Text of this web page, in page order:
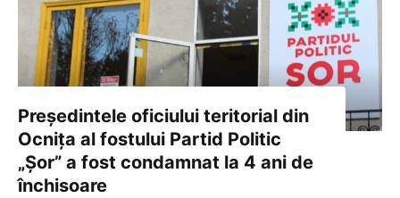
Președintele oficiului teritorial din
Ocnița al fostului Partid Politic
„Șor” a fost condamnat la 4 ani de
închisoare